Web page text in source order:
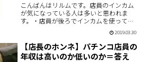
こんばんはリルムです。店員のインカム
が気になっている人は多いと思われま
す。・店員が後ろでインカムを使ってい
ると連チャンが止まる。・ニヤニヤ笑い
ながら悪口を言っている。などなど。今
回はこうしたインカムの内容ではなく、
こういったパチンコ店のイン…
2019.03.30
【店長のホンネ】パチンコ店員の
年収は高いのか低いのか＝答え